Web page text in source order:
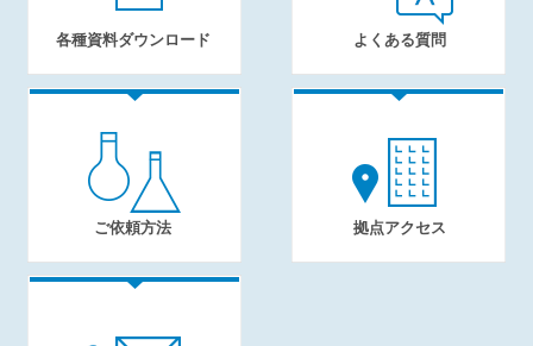
各種資料ダウンロード よくある質問
ご依頼方法 拠点アクセス